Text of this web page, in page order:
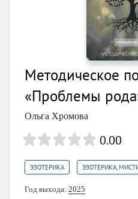
Методическое
«Проблемы
Ольга Хромова
0.00
ЭЗОТЕРИКА ЭЗОТЕРИКА,
Год выхода: 2025